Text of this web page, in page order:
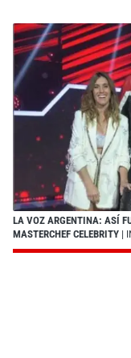
LA VOZ ARGENTINA: ASÍ
MASTERCHEF CELEBRITY |